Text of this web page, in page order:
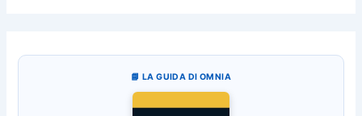
📘 LA GUIDA DI OMNIA